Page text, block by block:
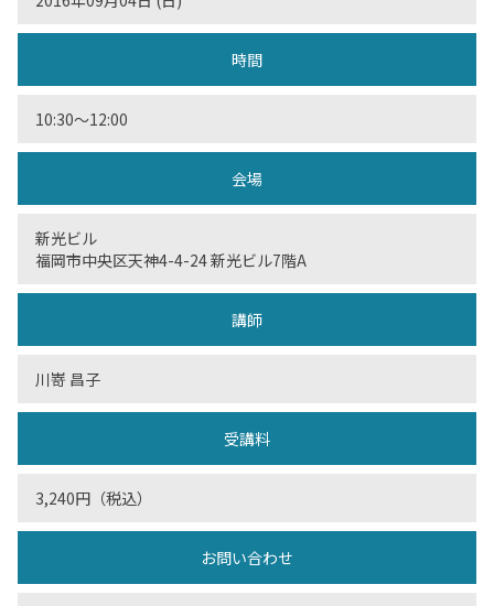
時間
10:30〜12:00
会場
新光ビル
福岡市中央区天神4-4-24 新光ビル7階A
講師
川嵜 昌子
受講料
3,240円（税込）
お問い合わせ